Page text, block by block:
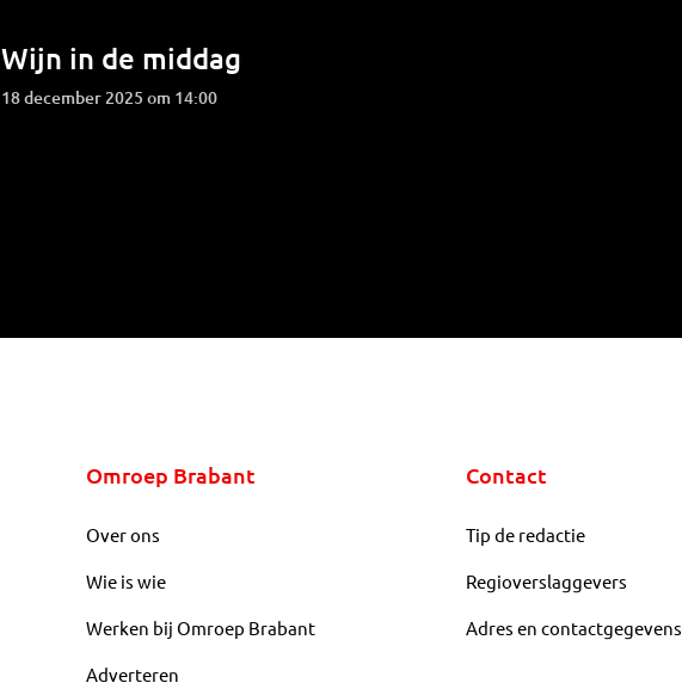
Wijn in de middag
18 december 2025 om 14:00
Omroep Brabant
Over ons
Wie is wie
Werken bij Omroep Brabant
Adverteren
Contact
Tip de redactie
Regioverslaggevers
Adres en contactgegevens